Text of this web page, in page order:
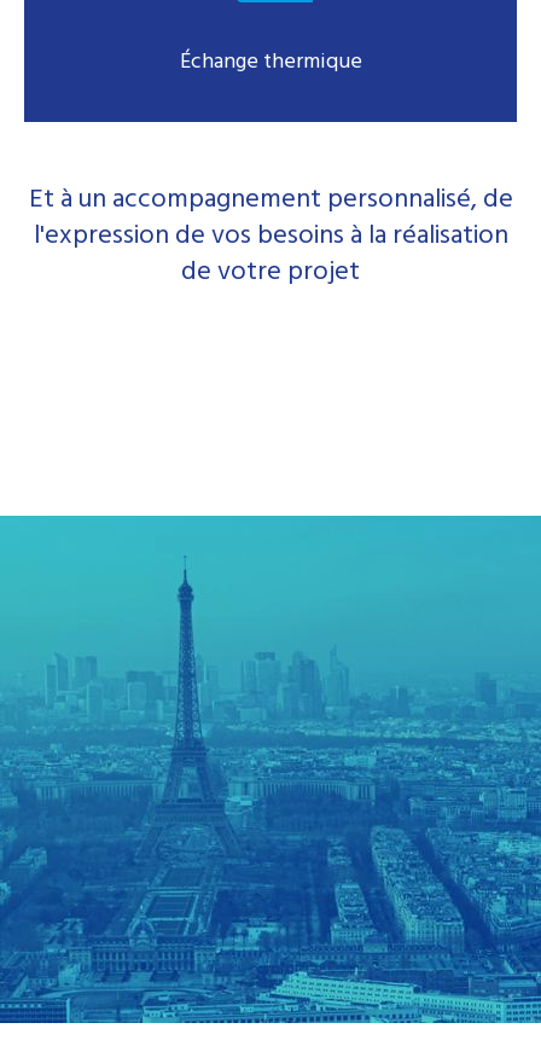
Échange thermique
Et à un accompagnement personnalisé, de
l'expression de vos besoins à la réalisation
de votre projet